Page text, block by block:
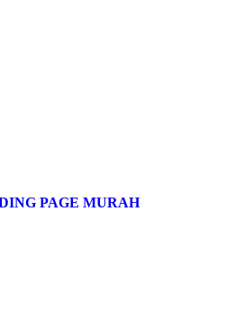
PAGE MURAH